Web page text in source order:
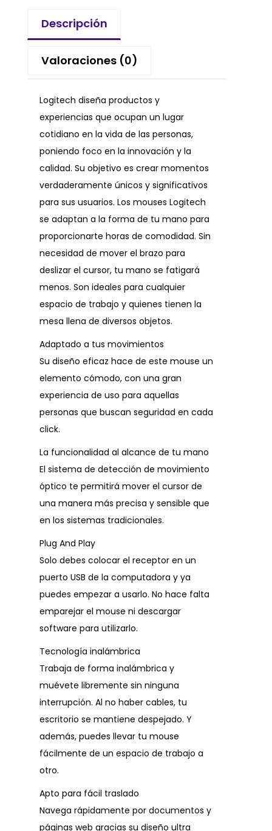
Descripción
Valoraciones (0)
Logitech diseña productos y
experiencias que ocupan un lugar
cotidiano en la vida de las personas,
poniendo foco en la innovación y la
calidad. Su objetivo es crear momentos
verdaderamente únicos y significativos
para sus usuarios. Los mouses Logitech
se adaptan a la forma de tu mano para
proporcionarte horas de comodidad. Sin
necesidad de mover el brazo para
deslizar el cursor, tu mano se fatigará
menos. Son ideales para cualquier
espacio de trabajo y quienes tienen la
mesa llena de diversos objetos.
Adaptado a tus movimientos
Su diseño eficaz hace de este mouse un
elemento cómodo, con una gran
experiencia de uso para aquellas
personas que buscan seguridad en cada
click.
La funcionalidad al alcance de tu mano
El sistema de detección de movimiento
óptico te permitirá mover el cursor de
una manera más precisa y sensible que
en los sistemas tradicionales.
Plug And Play
Solo debes colocar el receptor en un
puerto USB de la computadora y ya
puedes empezar a usarlo. No hace falta
emparejar el mouse ni descargar
software para utilizarlo.
Tecnología inalámbrica
Trabaja de forma inalámbrica y
muévete libremente sin ninguna
interrupción. Al no haber cables, tu
escritorio se mantiene despejado. Y
además, puedes llevar tu mouse
fácilmente de un espacio de trabajo a
otro.
Apto para fácil traslado
Navega rápidamente por documentos y
páginas web gracias su diseño ultra